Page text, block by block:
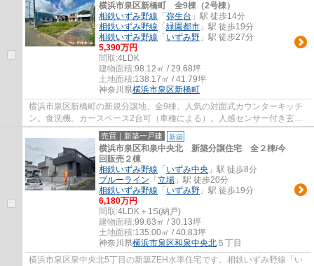
横浜市泉区新橋町 全9棟（2号棟）
相鉄いずみ野線 「 弥生台 」駅 徒歩14分
相鉄いずみ野線 「 緑園都市 」駅 徒歩19分
相鉄いずみ野線 「 いずみ野 」駅 徒歩27分
5,390万円
間取:4LDK
建物面積:98.12㎡ / 29.68坪
土地面積:138.17㎡ / 41.79坪
神奈川県横浜市泉区新橋町
横浜市泉区新橋町の新規分譲地、全9棟。人気の対面式カウンターキッチ
ン。食洗機。カースペース2台可（車種による）。人感センサー付き玄関
灯。複層ガラス。ZEH水準省エネルギーハウス...
売買｜新築一戸建 新築
横浜市泉区和泉中央北 新築分譲住宅 全２棟/今
回販売２棟
相鉄いずみ野線 「 いずみ中央 」駅 徒歩8分
ブルーライン 「 立場 」駅 徒歩20分
相鉄いずみ野線 「 いずみ野 」駅 徒歩19分
6,180万円
間取:4LDK＋1S(納戸)
建物面積:99.63㎡ / 30.13坪
土地面積:135.00㎡ / 40.83坪
神奈川県横浜市泉区和泉中央北 ５丁目
横浜市泉区泉中央北5丁目の新築ZEH水準住宅です。相鉄いずみ野線「い